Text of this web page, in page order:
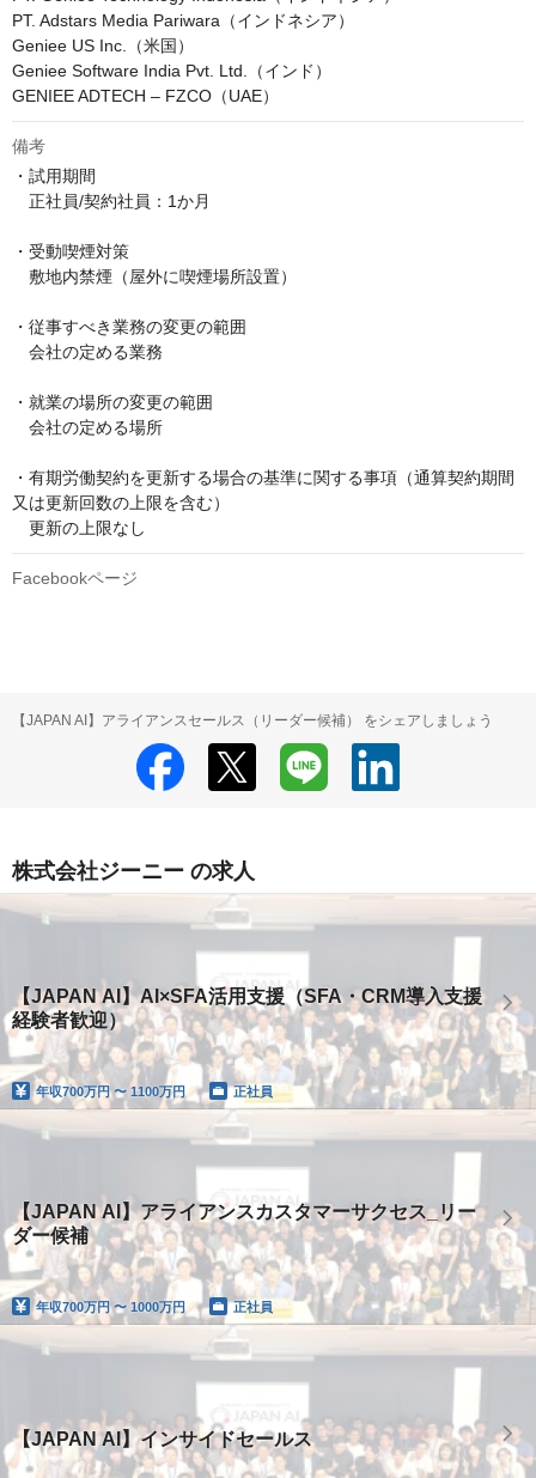
PT. Adstars Media Pariwara（インドネシア）
Geniee US Inc.（米国）
Geniee Software India Pvt. Ltd.（インド）
GENIEE ADTECH – FZCO（UAE）
備考
・試用期間
正社員/契約社員：1か月
・受動喫煙対策
敷地内禁煙（屋外に喫煙場所設置）
・従事すべき業務の変更の範囲
会社の定める業務
・就業の場所の変更の範囲
会社の定める場所
・有期労働契約を更新する場合の基準に関する事項（通算契約期間
又は更新回数の上限を含む）
更新の上限なし
Facebookページ
【JAPAN AI】アライアンスセールス（リーダー候補） をシェアしましょう
株式会社ジーニー の求人
【JAPAN AI】AI×SFA活用支援（SFA・CRM導入支援
経験者歓迎）
年収700万円 〜 1100万円 正社員
【JAPAN AI】アライアンスカスタマーサクセス_リー
ダー候補
年収700万円 〜 1000万円 正社員
【JAPAN AI】インサイドセールス